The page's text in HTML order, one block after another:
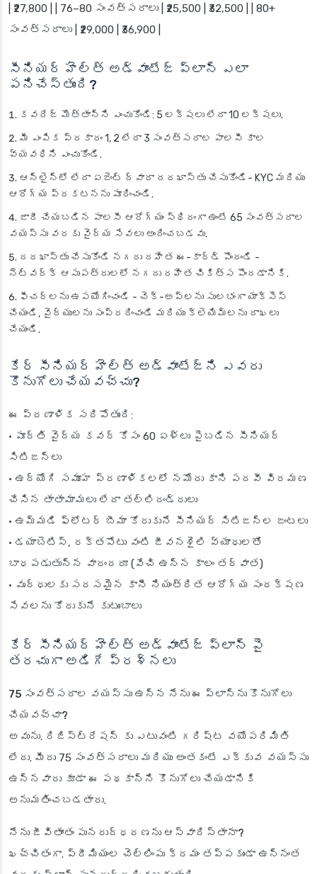
| ₹27,800 | | 76–80 సంవత్సరాలు | ₹25,500 | ₹32,500 | | 80+
సంవత్సరాలు | ₹29,000 | ₹36,900 |
సీనియర్ హెల్త్ అడ్వాంటేజ్ ప్లాన్ ఎలా
పనిచేస్తుంది?
కవరేజ్ మొత్తాన్ని ఎంచుకోండి: 5 లక్షలు లేదా 10 లక్షలు.
మీ ఎంపిక ప్రకారం 1, 2 లేదా 3 సంవత్సరాల పాలసీ కాల
వ్యవధిని ఎంచుకోండి.
ఆన్‌లైన్‌లో లేదా ఏజెంట్ ద్వారా దరఖాస్తు చేసుకోండి- KYC మరియు
ఆరోగ్య ప్రకటనను పూరించండి.
జారీ చేయబడిన పాలసీ ఆరోగ్యం స్థిరంగా ఉంటే 65 సంవత్సరాల
వయస్సు వరకు వైద్య సేవలు అందించబడవు.
దరఖాస్తు చేసుకోండి నగదు రహిత ఈ-కార్డ్ పొందండి -
నెట్‌వర్క్ ఆసుపత్రులలో నగదు రహిత చికిత్స పొందడానికి.
ఫీచర్లను ఉపయోగించండి - చెక్-అప్‌లను సులభంగా యాక్సెస్
చేయండి, వైద్యులను సంప్రదించండి మరియు క్లెయిమ్‌లను దాఖలు
చేయండి.
కేర్ సీనియర్ హెల్త్ అడ్వాంటేజ్‌ని ఎవరు
కొనుగోలు చేయవచ్చు?
ఈ ప్రణాళిక సరిపోతుంది:
• పూర్తి వైద్య కవర్ కోసం 60 ఏళ్లు పైబడిన సీనియర్
సిటిజన్లు
• ఉద్యోగి సమూహ ప్రణాళికలలో నమోదు కాని పదవీ విరమణ
చేసిన తాతామామలు లేదా తల్లిదండ్రులు
• ఉమ్మడి ఫ్లోటర్ బీమా కోరుకునే సీనియర్ సిటిజన్ల జంటలు
• డయాబెటిస్, రక్తపోటు వంటి జీవనశైలి వ్యాధులతో
బాధపడుతున్న వారందరూ (వేచి ఉన్న కాలం తర్వాత)
• వృద్ధులకు సరసమైన కానీ నియంత్రిత ఆరోగ్య సంరక్షణ
సేవలను కోరుకునే కుటుంబాలు
కేర్ సీనియర్ హెల్త్ అడ్వాంటేజ్ ప్లాన్ పై
తరచుగా అడిగే ప్రశ్నలు
75 సంవత్సరాల వయస్సు ఉన్న నేను ఈ ప్లాన్‌ను కొనుగోలు
చేయవచ్చా?
అవును. రిజిస్ట్రేషన్ కు ఎటువంటి గరిష్ట వయోపరిమితి
లేదు. మీరు 75 సంవత్సరాలు మరియు అంతకంటే ఎక్కువ వయస్సు
ఉన్నవారు కూడా ఈ పథకాన్ని కొనుగోలు చేయడానికి
అనుమతించబడతారు.
నేను జీవితాంతం పునరుద్ధరణను ఆస్వాదిస్తానా?
ఖచ్చితంగా. ప్రీమియంల చెల్లింపు క్రమం తప్పకుండా ఉన్నంత